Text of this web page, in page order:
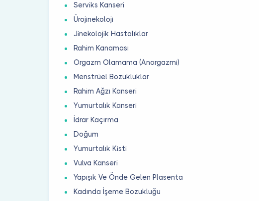
Serviks Kanseri
Ürojinekoloji
Jinekolojik Hastalıklar
Rahim Kanaması
Orgazm Olamama (Anorgazmi)
Menstrüel Bozukluklar
Rahim Ağzı Kanseri
Yumurtalık Kanseri
İdrar Kaçırma
Doğum
Yumurtalık Kisti
Vulva Kanseri
Yapışık Ve Önde Gelen Plasenta
Kadında İşeme Bozukluğu